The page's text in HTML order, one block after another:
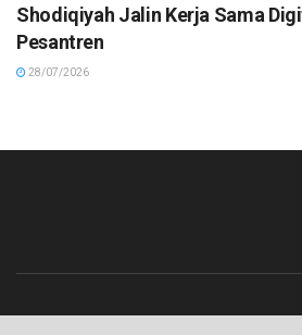
Shodiqiyah Jalin Kerja Sama
Pesantren
28/07/2026